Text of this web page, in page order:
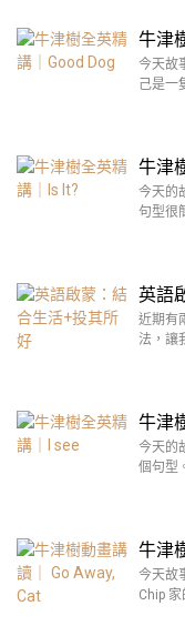
牛津
今天故
己是一
牛津
今天的
句型很
英語
近期有
法，讓
牛津
今天的
個句型
牛津
今天故
Chip